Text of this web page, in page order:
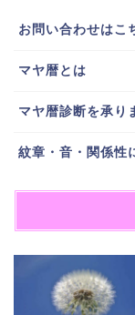
お問い合わせはこ
マヤ暦とは
マヤ暦診断を承り
紋章・音・関係性